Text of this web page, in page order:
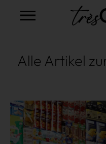
Alle Artikel
Mehr lesen